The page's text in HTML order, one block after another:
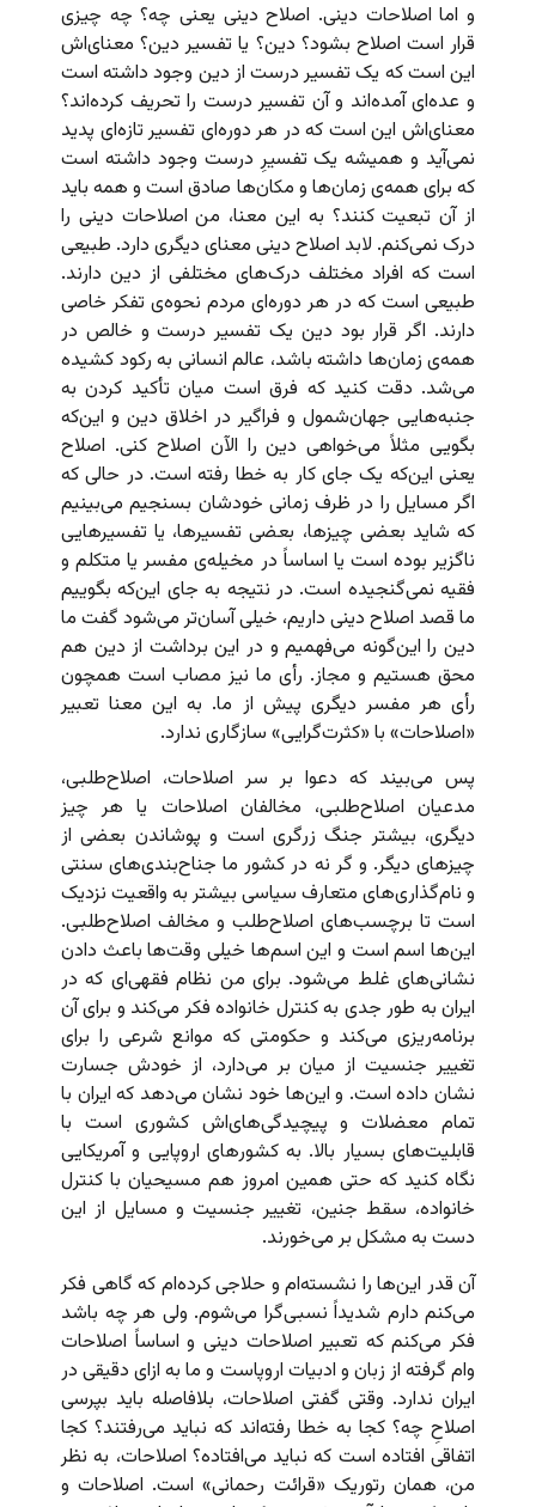
و اما اصلاحات دینی. اصلاح دینی یعنی چه؟ چه چیزی
قرار است اصلاح بشود؟ دین؟ یا تفسیر دین؟ معنای‌اش
این است که یک تفسیر درست از دین وجود داشته است
و عده‌ای آمده‌اند و آن تفسیر درست را تحریف کرده‌اند؟
معنای‌اش این است که در هر دوره‌ای تفسیر تازه‌ای پدید
نمی‌آید و همیشه یک تفسیرِ درست وجود داشته است
که برای همه‌ی زمان‌ها و مکان‌ها صادق است و همه باید
از آن تبعیت کنند؟ به این معنا، من اصلاحات دینی را
درک نمی‌کنم. لابد اصلاح دینی معنای دیگری دارد. طبیعی
است که افراد مختلف درک‌های مختلفی از دین دارند.
طبیعی است که در هر دوره‌ای مردم نحوه‌ی تفکر خاصی
دارند. اگر قرار بود دین یک تفسیر درست و خالص در
همه‌ی زمان‌ها داشته باشد، عالم انسانی به رکود کشیده
می‌شد. دقت کنید که فرق است میان تأکید کردن به
جنبه‌هایی جهان‌شمول و فراگیر در اخلاق دین و این‌که
بگویی مثلاً می‌خواهی دین را الآن اصلاح کنی. اصلاح
یعنی این‌که یک جای کار به خطا رفته است. در حالی که
اگر مسایل را در ظرف زمانی خودشان بسنجیم می‌بینیم
که شاید بعضی چیزها، بعضی تفسیرها، یا تفسیرهایی
ناگزیر بوده است یا اساساً در مخیله‌ی مفسر یا متکلم و
فقیه نمی‌گنجیده است. در نتیجه به جای این‌که بگوییم
ما قصد اصلاح دینی داریم، خیلی آسان‌تر می‌شود گفت ما
دین را این‌گونه می‌فهمیم و در این برداشت از دین هم
محق هستیم و مجاز. رأی ما نیز مصاب است همچون
رأی هر مفسر دیگری پیش از ما. به این معنا تعبیر
«اصلاحات» با «کثرت‌گرایی» سازگاری ندارد.
پس می‌بیند که دعوا بر سر اصلاحات، اصلاح‌طلبی،
مدعیان اصلاح‌طلبی، مخالفان اصلاحات یا هر چیز
دیگری، بیشتر جنگ زرگری است و پوشاندن بعضی از
چیزهای دیگر. و گر نه در کشور ما جناح‌بندی‌های سنتی
و نام‌گذاری‌های متعارف سیاسی بیشتر به واقعیت نزدیک
است تا برچسب‌های اصلاح‌طلب و مخالف اصلاح‌طلبی.
این‌ها اسم است و این اسم‌ها خیلی وقت‌ها باعث دادن
نشانی‌های غلط می‌شود. برای من نظام فقهی‌ای که در
ایران به طور جدی به کنترل خانواده فکر می‌کند و برای آن
برنامه‌ریزی می‌کند و حکومتی که موانع شرعی را برای
تغییر جنسیت از میان بر می‌دارد، از خودش جسارت
نشان داده است. و این‌ها خود نشان می‌دهد که ایران با
تمام معضلات و پیچیدگی‌های‌اش کشوری است با
قابلیت‌های بسیار بالا. به کشورهای اروپایی و آمریکایی
نگاه کنید که حتی همین امروز هم مسیحیان با کنترل
خانواده، سقط جنین، تغییر جنسیت و مسایل از این
دست به مشکل بر می‌خورند.
آن قدر این‌ها را نشسته‌ام و حلاجی کرده‌ام که گاهی فکر
می‌کنم دارم شدیداً نسبی‌گرا می‌شوم. ولی هر چه باشد
فکر می‌کنم که تعبیر اصلاحات دینی و اساساً اصلاحات
وام گرفته از زبان و ادبیات اروپاست و ما به ازای دقیقی در
ایران ندارد. وقتی گفتی اصلاحات، بلافاصله باید بپرسی
اصلاحِ چه؟ کجا به خطا رفته‌اند که نباید می‌رفتند؟ کجا
اتفاقی افتاده است که نباید می‌افتاده؟ اصلاحات، به نظر
من، همان رتوریک «قرائت رحمانی» است. اصلاحات و